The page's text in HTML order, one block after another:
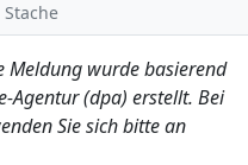
Meldung wurde basierend
Agentur (dpa) erstellt. Bei
Sie sich bitte an